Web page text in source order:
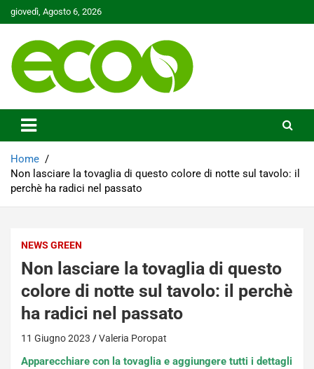
Skip
to
giovedì, Agosto 6, 2026
Ecoo.it
Home
Non lasciare la tovaglia di questo colore di notte sul tavolo: il
perchè ha radici nel passato
NEWS GREEN
Non lasciare la tovaglia di questo
colore di notte sul tavolo: il perchè
ha radici nel passato
11 Giugno 2023 Valeria Poropat
Apparecchiare con la tovaglia e aggiungere tutti i dettagli